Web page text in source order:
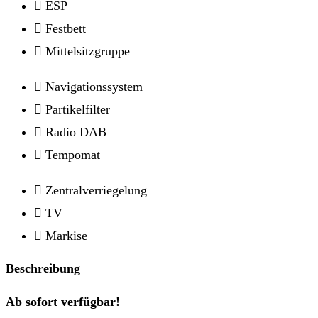
ESP
Festbett
Mittelsitzgruppe
Navigationssystem
Partikelfilter
Radio DAB
Tempomat
Zentralverriegelung
TV
Markise
Beschreibung
Ab sofort verfügbar!